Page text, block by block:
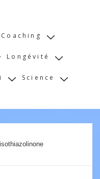
Coaching
Longévité
Science